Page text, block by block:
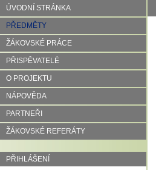
ÚVODNÍ STRÁNKA
PŘEDMĚTY
ŽÁKOVSKÉ PRÁCE
PŘISPĚVATELÉ
O PROJEKTU
NÁPOVĚDA
PARTNEŘI
ŽÁKOVSKÉ REFERÁTY
PŘIHLÁŠENÍ